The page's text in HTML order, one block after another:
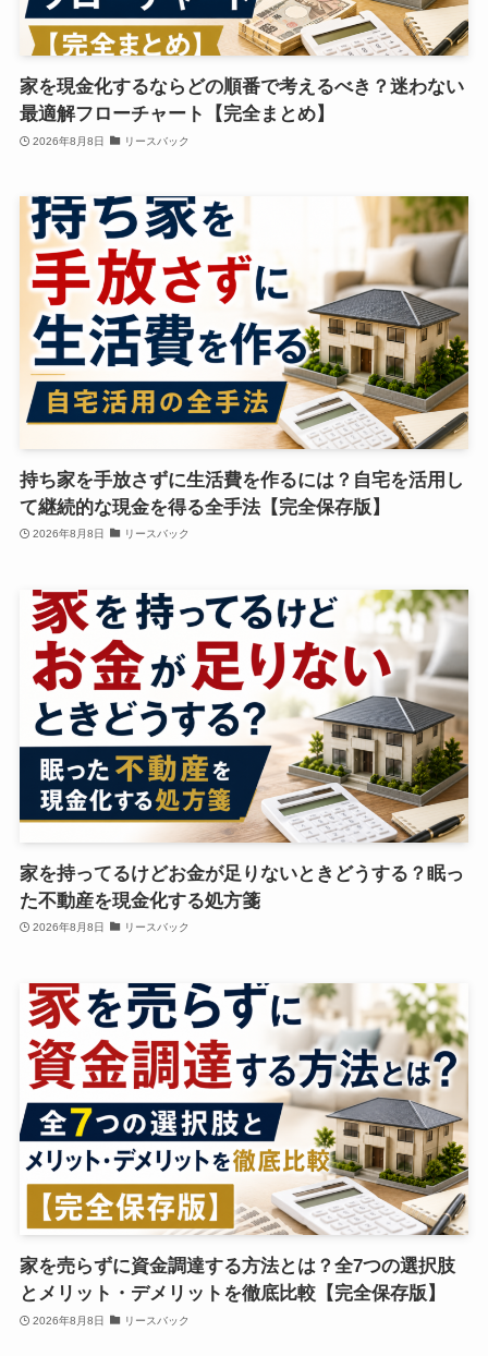
家を現金化するならどの順番で考えるべき？迷わない
最適解フローチャート【完全まとめ】
2026年8月8日 リースバック
持ち家を手放さずに生活費を作るには？自宅を活用し
て継続的な現金を得る全手法【完全保存版】
2026年8月8日 リースバック
家を持ってるけどお金が足りないときどうする？眠っ
た不動産を現金化する処方箋
2026年8月8日 リースバック
家を売らずに資金調達する方法とは？全7つの選択肢
とメリット・デメリットを徹底比較【完全保存版】
2026年8月8日 リースバック